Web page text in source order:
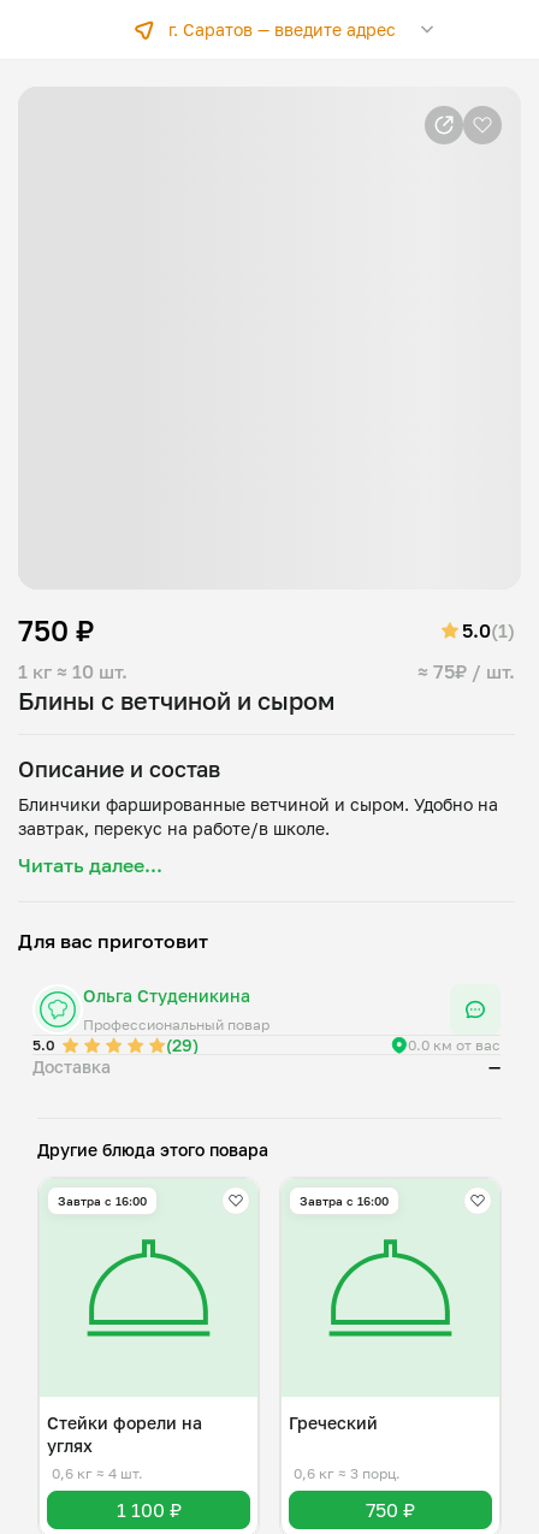
г. Саратов —введите адрес
Блины с ветчиной и сыром
1 кг ≈ 10 шт. ≈ 75₽ / шт.
750 ₽ 5.0(1)
Описание и состав
Блинчики фаршированные ветчиной и сыром. Удобно на
Читать далее...
Для вас приготовит
Ольга Студеникина
Профессиональный повар
5.0
(29) 0.0 км от вас
Доставка —
Другие блюда этого повара
Завтра c 16:00
Стейки форели на
углях
0,6 кг ≈ 4 шт.
1 100 ₽
Завтра c 16:00
Греческий
0,6 кг ≈ 3 порц.
750 ₽